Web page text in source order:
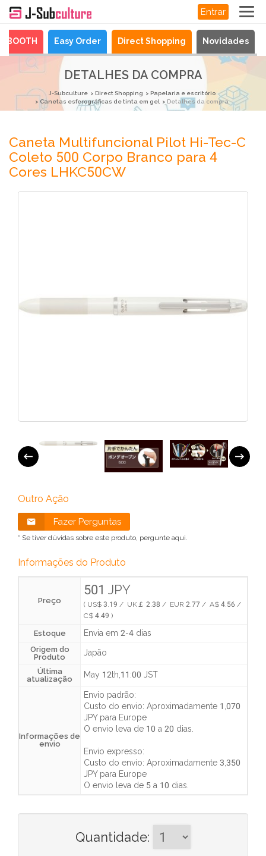
Entrar
BOOTH Easy Order Direct Shopping Novidades
DETALHES DA COMPRA
J-Subculture Direct Shopping
Papelaria e escritório
Canetas esferográficas de tinta em gel
Detalhes da compra
Caneta Multifuncional Pilot Hi-Tec-C
Coleto 500 Corpo Branco para 4
Cores LHKC50CW
Outro Ação
Fazer Perguntas
* Se tiver dúvidas sobre este produto, pergunte aqui.
Informações do Produto
Preço
501 JPY
( US$ 3.19 / UK￡ 2.38 / EUR 2.77 / A$ 4.56 /
C$ 4.49 )
Estoque Envia em 2-4 dias
Origem do
Produto
Japão
Última
atualização
May 12th,11:00 JST
Informações de
envio
Envio padrão:
Custo do envio: Aproximadamente 1,070
JPYpara Europe
O envio leva de 10 a 20 dias
Envio expresso:
Custo do envio: Aproximadamente 3,350
JPYpara Europe
O envio leva de 5 a 10 dias
Quantidade: